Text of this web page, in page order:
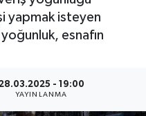
yapmak isteyen
esnafın
- 19:00
YAYINLANMA